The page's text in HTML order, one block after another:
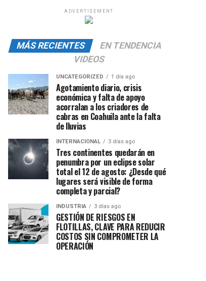
ADVERTISEMENT
MÁS RECIENTES
EN TENDENCIA
VIDEOS
UNCATEGORIZED 1 día ago
Agotamiento diario, crisis
económica y falta de apoyo
acorralan a los criadores de
cabras en Coahuila ante la falta
de lluvias
INTERNACIONAL 3 días ago
Tres continentes quedarán en
penumbra por un eclipse solar
total el 12 de agosto: ¿Desde qué
lugares será visible de forma
completa y parcial?
INDUSTRIA 3 días ago
GESTIÓN DE RIESGOS EN
FLOTILLAS, CLAVE PARA REDUCIR
COSTOS SIN COMPROMETER LA
OPERACIÓN